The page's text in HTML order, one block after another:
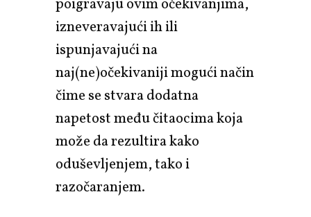
poigravaju ovim očekivanjima,
izneveravajući ih ili
ispunjavajući na
naj(ne)očekivaniji mogući način
čime se stvara dodatna
napetost među čitaocima koja
može da rezultira kako
oduševljenjem, tako i
razočaranjem.